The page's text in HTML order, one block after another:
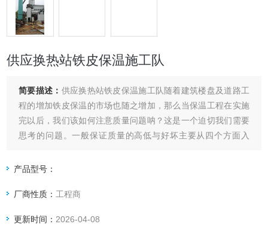
供应换热站铁皮保温施工队
简要描述： 供应换热站铁皮保温施工队随着建筑楼盘及道路工
程的增加铁皮保温的市场也随之增加，那么当保温工程在实施
完以后，我们该如何注意质量问题呐？这是一个迫切我们需要
思考的问题。一般保证质量的高低与好坏主要从四个方面入
设计需求，不可以擅自变更保温作法，严格按设计需求施工
产品型号：
厂商性质： 工程商
更新时间： 2026-04-08